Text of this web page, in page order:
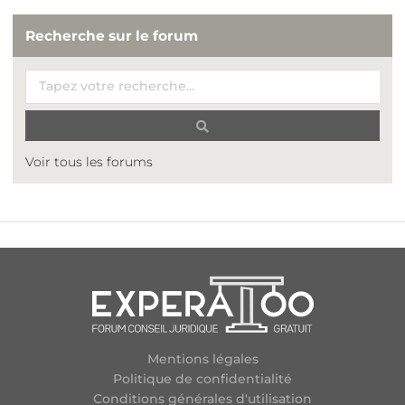
Recherche sur le forum
Voir tous les forums
Mentions légales
Politique de confidentialité
Conditions générales d'utilisation